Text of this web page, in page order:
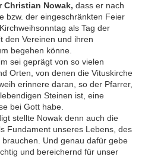
Christian Nowak, dass er nach
bzw. der eingeschränkten Feier
als Tag der
den Vereinen und ihren
begehen könne.
sei geprägt von so vielen
Orten, von denen die Vituskirche
erinnere daran, so der Pfarrer,
Steinen ist, eine
bei Gott habe.
stellte Nowak denn auch die
Fundament unseres Lebens, des
Und genau dafür gebe
und bereichernd für unser